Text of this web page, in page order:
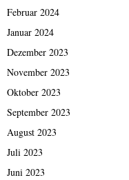
Februar 2024
Januar 2024
Dezember 2023
November 2023
Oktober 2023
September 2023
August 2023
Juli 2023
Juni 2023